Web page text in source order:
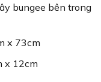
bungee bên trong
x 73cm
x 12cm